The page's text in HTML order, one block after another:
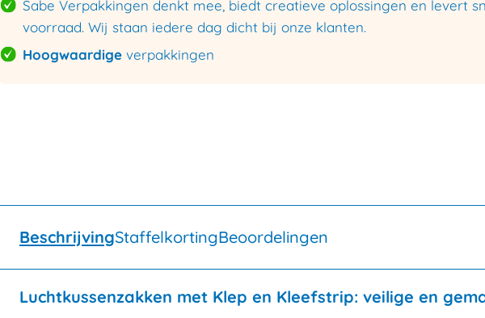
Sabe Verpakkingen denkt mee, biedt creatieve oplossingen en levert
voorraad. Wij staan iedere dag dicht bij onze klanten.
Hoogwaardige verpakkingen
BeschrijvingStaffelkortingBeoordelingen
Luchtkussenzakken met Klep en Kleefstrip: veilige en